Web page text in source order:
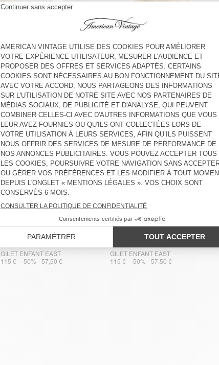
GILET ENFANT EAST
115 €
-50% 57,50 €
GILET ENFANT EAST
115 €
-50% 57,50 €